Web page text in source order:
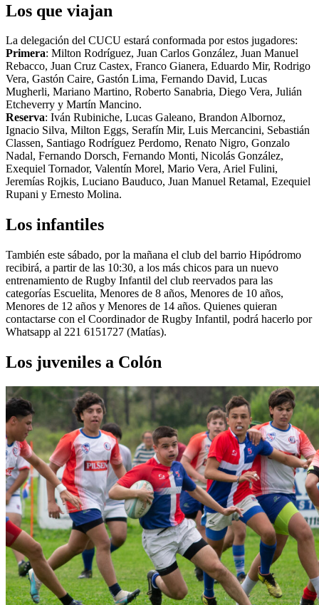
Los que viajan
La delegación del CUCU estará conformada por estos jugadores:
Primera: Milton Rodríguez, Juan Carlos González, Juan Manuel
Rebacco, Juan Cruz Castex, Franco Gianera, Eduardo Mir, Rodrigo
Vera, Gastón Caire, Gastón Lima, Fernando David, Lucas
Mugherli, Mariano Martino, Roberto Sanabria, Diego Vera, Julián
Etcheverry y Martín Mancino.
Reserva: Iván Rubiniche, Lucas Galeano, Brandon Albornoz,
Ignacio Silva, Milton Eggs, Serafín Mir, Luis Mercancini, Sebastián
Classen, Santiago Rodríguez Perdomo, Renato Nigro, Gonzalo
Nadal, Fernando Dorsch, Fernando Monti, Nicolás González,
Exequiel Tornador, Valentín Morel, Mario Vera, Ariel Fulini,
Jeremías Rojkis, Luciano Bauduco, Juan Manuel Retamal, Ezequiel
Rupani y Ernesto Molina.
Los infantiles
También este sábado, por la mañana el club del barrio Hipódromo
recibirá, a partir de las 10:30, a los más chicos para un nuevo
entrenamiento de Rugby Infantil del club reervados para las
categorías Escuelita, Menores de 8 años, Menores de 10 años,
Menores de 12 años y Menores de 14 años. Quienes quieran
contactarse con el Coordinador de Rugby Infantil, podrá hacerlo por
Whatsapp al 221 6151727 (Matías).
Los juveniles a Colón